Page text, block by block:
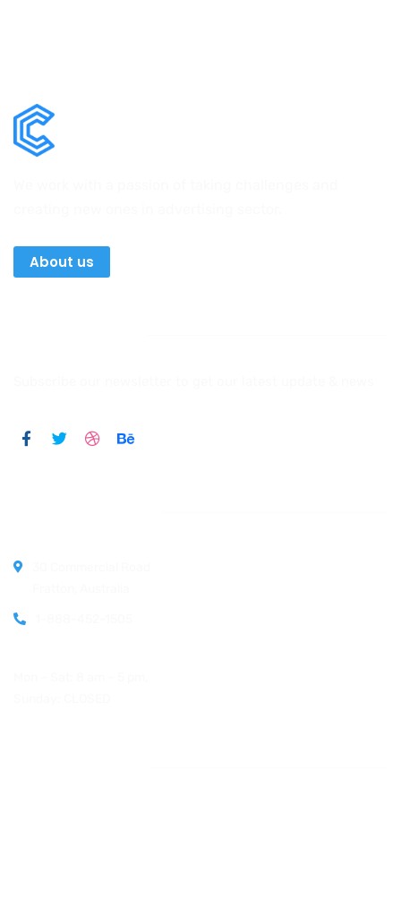
About us